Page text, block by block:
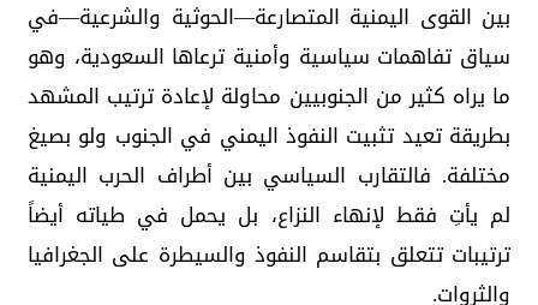
بين القوى اليمنية المتصارعة—الحوثية والشرعية—في
سياق تفاهمات سياسية وأمنية ترعاها السعودية، وهو
ما يراه كثير من الجنوبيين محاولة لإعادة ترتيب المشهد
بطريقة تعيد تثبيت النفوذ اليمني في الجنوب ولو بصيغ
مختلفة. فالتقارب السياسي بين أطراف الحرب اليمنية
لم يأتِ فقط لإنهاء النزاع، بل يحمل في طياته أيضاً
ترتيبات تتعلق بتقاسم النفوذ والسيطرة على الجغرافيا
والثروات.